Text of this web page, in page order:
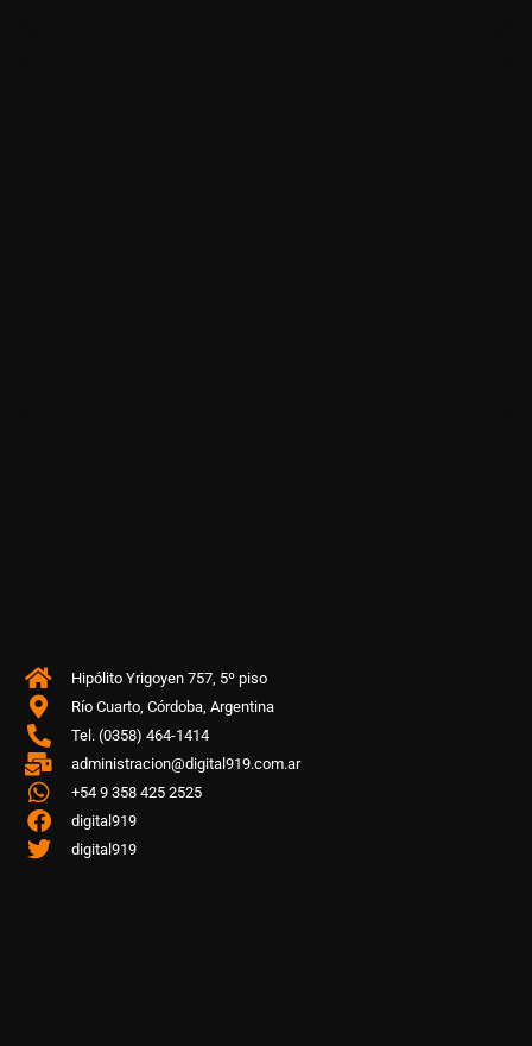
Hipólito Yrigoyen 757, 5º piso
Río Cuarto, Córdoba, Argentina
Tel. (0358) 464-1414
administracion@digital919.com.ar
+54 9 358 425 2525
digital919
digital919